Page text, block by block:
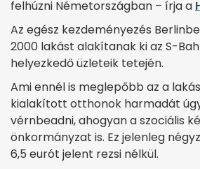
felhúzni Németországban – írja a
Az egész kezdeményezés
2000 lakást alakítanak ki az S-
helyezkedő üzleteik tetején.
Ami ennél is meglepőbb az a
kialakított otthonok harmadát
vérnbeadni, ahogyan a szociális
önkormányzat is. Ez jelenleg
6,5 eurót jelent rezsi nélkül.